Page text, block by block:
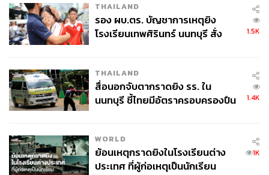
ABOUT THE PHOTOGRAPHER
วรรษมน ไตรยศักดา
อดีตช่างภาพประจำสำนักข่าว THE
กรุงลอนดอน | Instagram: junewatsamon
THAILAND
รอง ผบ.ตร. บัญชาการเหตุยิง
โรงเรียนเทพศิรินทร์ นนทบุรี สั่ง
1.5K
THAILAND
สื่อนอกจับตากราดยิง รร. ใน
นนทบุรี ชี้ไทยมีอัตราครอบครองปืน
1.4K
WORLD
ย้อนเหตุกราดยิงในโรงเรียนต่าง
ประเทศ ที่ผู้ก่อเหตุเป็นนักเรียน
1K